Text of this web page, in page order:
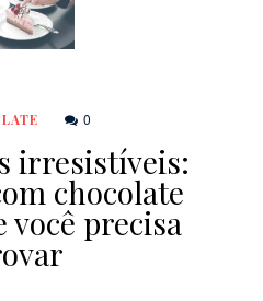
0
irresistíveis:
chocolate
você precisa